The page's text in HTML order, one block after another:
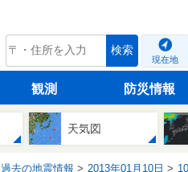
tenki.jp 検索
現在地
観測 防災情報
天気図
過去の地震情報 2013年01月10日